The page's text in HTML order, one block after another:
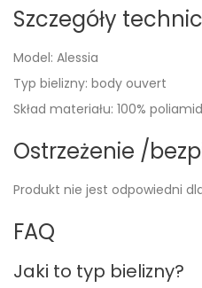
Szczegóły
Model: Alessia
Typ bielizny: body ouvert
Skład materiału: 100% poliamid
Ostrzeżenie /
Produkt nie jest odpowiedni
FAQ
Jaki to typ bielizny?